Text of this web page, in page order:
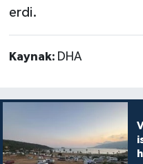
erdi.
Kaynak: DHA